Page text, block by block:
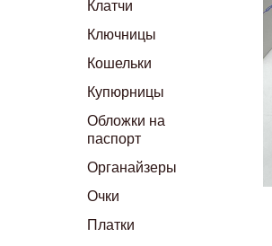
Клатчи
Ключницы
Кошельки
Купюрницы
Обложки на
паспорт
Органайзеры
Очки
Платки